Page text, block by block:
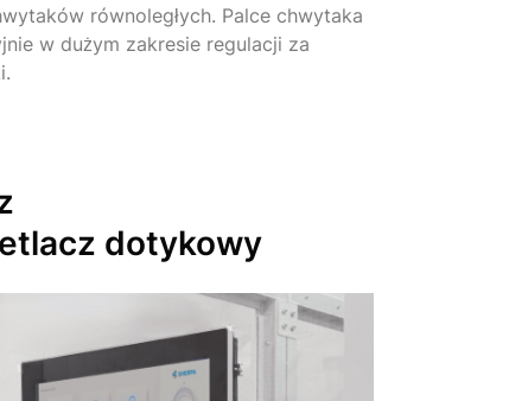
równoległych. Palce chwytaka
w dużym zakresie regulacji za
dotykowy